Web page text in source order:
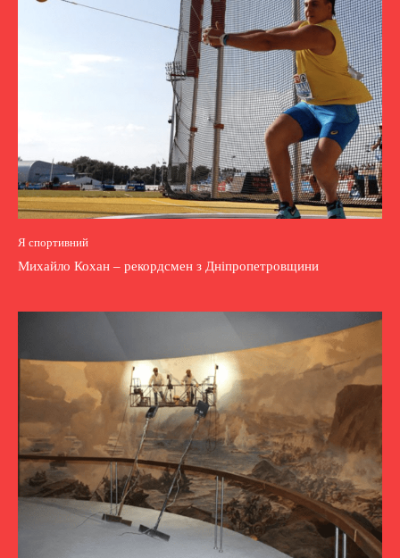
Я спортивний
Михайло Кохан – рекордсмен з Дніпропетровщини